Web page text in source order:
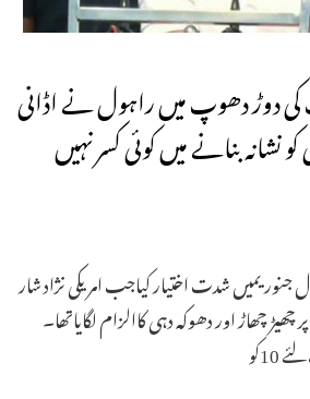
کی دوڑ دھوپ میں راہول نے اڈانی
بنانے میں کوئی کسر نہیں
جنوریمیں شدت اختیار کیاجب امریکی نژاد شار
چھاڑ اور دھوکہ دہی کاالزام لگایاتھا۔